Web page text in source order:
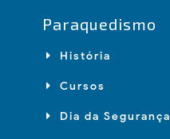
Paraquedismo
História
Cursos
Dia da Segurança